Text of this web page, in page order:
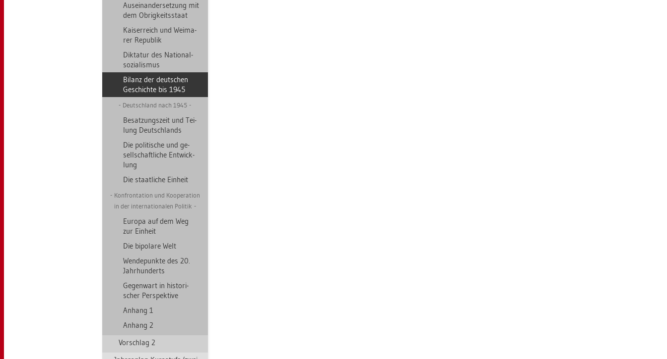
Aus­ein­an­der­set­zung mit
dem Ob­rig­keits­staat
Kai­ser­reich und Wei­ma­
rer Re­pu­blik
Dik­ta­tur des Na­tio­nal­
so­zia­lis­mus
Bi­lanz der deut­schen
Ge­schich­te bis 1945
Deutsch­land nach 1945
Be­sat­zungs­zeit und Tei­
lung Deutsch­lands
Die po­li­ti­sche und ge­
sell­schaft­li­che Ent­wick­
lung
Die staat­li­che Ein­heit
Kon­fron­ta­ti­on und Ko­ope­ra­ti­on
in der in­ter­na­tio­na­len Po­li­tik
Eu­ro­pa auf dem Weg
zur Ein­heit
Die bi­po­la­re Welt
Wen­de­punk­te des 20.
Jahr­hun­derts
Ge­gen­wart in his­to­ri­
scher Per­spek­ti­ve
An­hang 1
An­hang 2
Vor­schlag 2